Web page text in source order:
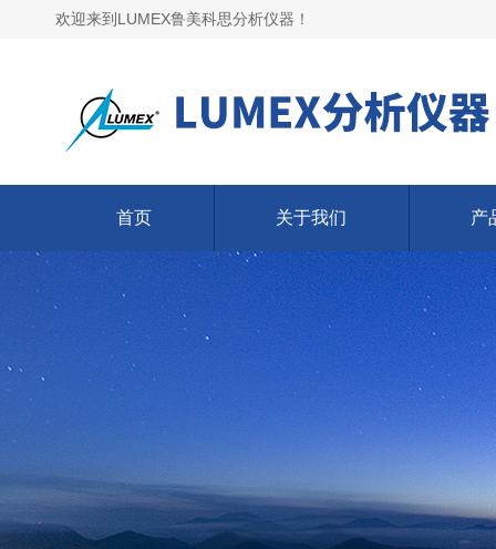
欢迎来到LUMEX鲁美科思分析仪器！
首页 关于我们 产